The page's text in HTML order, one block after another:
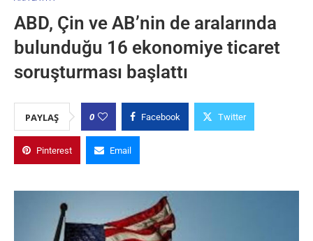
ABD, Çin ve AB’nin de aralarında
bulunduğu 16 ekonomiye ticaret
soruşturması başlattı
PAYLAŞ 0 Facebook Twitter
Pinterest Email